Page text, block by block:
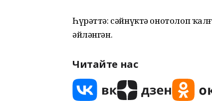
Һүрәттә: сәйнүктә онотолоп
әйләнгән.
Читайте нас